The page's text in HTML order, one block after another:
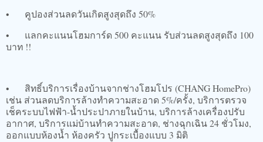
•
คูปองส่วนลดวันเกิดสูงสุดถึง 50%
•
แลกคะแนนโฮมการ์ด 500 คะแนน รับส่วนลดสูงสุดถึง 100
บาท !!
•
สิทธิ์บริการเรื่องบ้านจากช่างโฮมโปร (CHANG HomePro)
เช่น ส่วนลดบริการล้างทำความสะอาด 5%/ครั้ง, บริการตรวจ
เช็คระบบไฟฟ้า-น้ำประปาภายในบ้าน, บริการล้างเครื่องปรับ
อากาศ, บริการแม่บ้านทำความสะอาด, ช่างฉุกเฉิน 24 ชั่วโมง,
ออกแบบห้องน้ำ ห้องครัว ปูกระเบื้องแบบ 3 มิติ